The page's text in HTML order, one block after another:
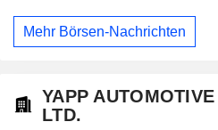
Mehr Börsen-Nachrichten
YAPP
LTD.